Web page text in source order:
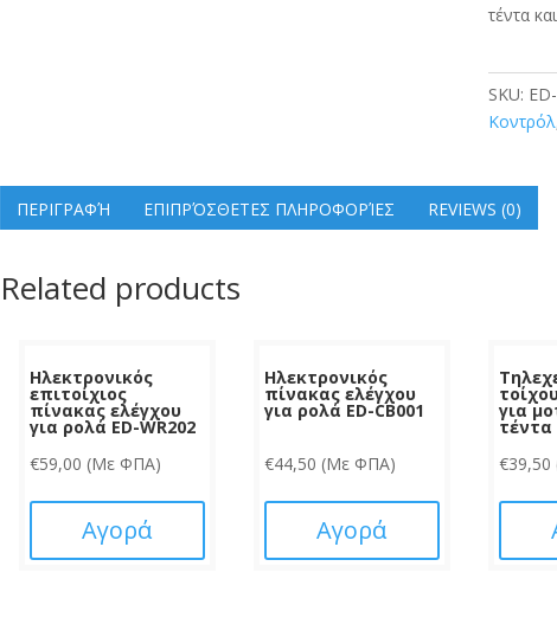
τέντα
SKU:
Κοντρόλ
ΠΕΡΙΓΡΑΦΉ ΕΠΙΠΡΌΣΘΕΤΕΣ ΠΛΗΡΟΦΟΡΊΕΣ REVIEWS (0)
Related products
Ηλεκτρονικός
επιτοίχιος
πίνακας ελέγχου
για ρολά ED-WR202
€59,00 (Με ΦΠΑ)
Αγορά
Ηλεκτρονικός
πίνακας ελέγχου
για ρολά ED-CB001
€44,50 (Με ΦΠΑ)
Αγορά
για
τέντα
€39,50